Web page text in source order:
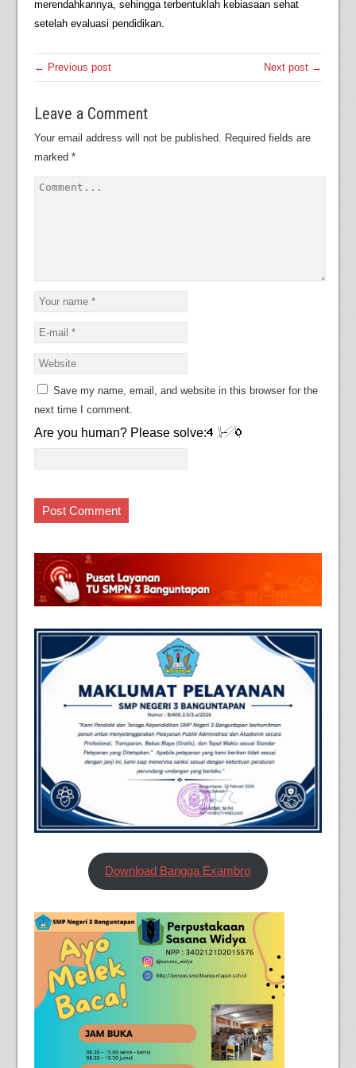
merendahkannya, sehingga terbentuklah kebiasaan sehat
setelah evaluasi pendidikan.
← Previous post Next post →
Leave a Comment
Your email address will not be published. Required fields are
marked *
Save my name, email, and website in this browser for the
next time I comment.
Are you human? Please solve:
Download Bangga Exambro